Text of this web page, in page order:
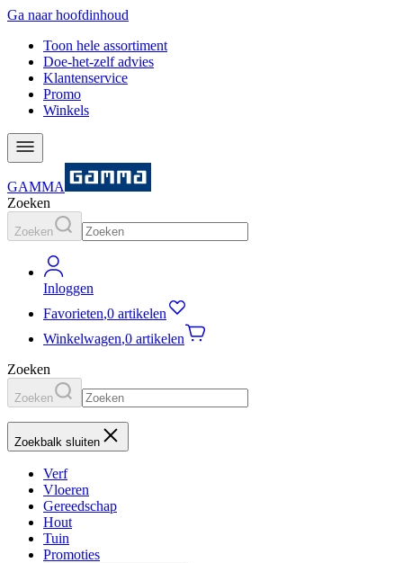
Ga naar hoofdinhoud
Toon hele assortiment
Doe-het-zelf advies
Klantenservice
Promo
Winkels
GAMMA
Zoeken
Zoeken
Inloggen
Favorieten,0 artikelen
Winkelwagen,0 artikelen
Zoeken
Zoeken
Zoekbalk sluiten
Verf
Vloeren
Gereedschap
Hout
Tuin
Promoties